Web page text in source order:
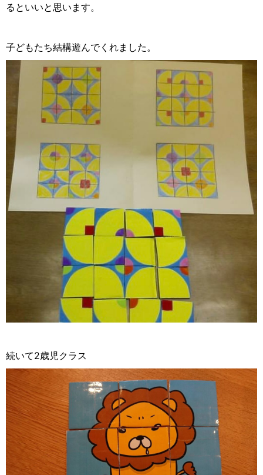
るといいと思います。
子どもたち結構遊んでくれました。
続いて2歳児クラス